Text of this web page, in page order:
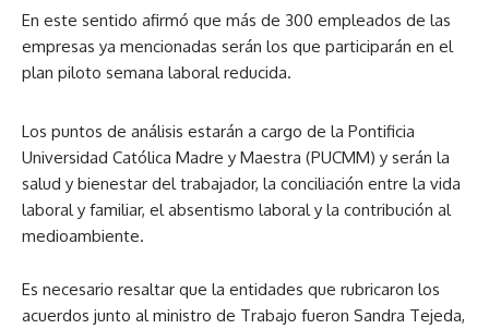
En este sentido afirmó que más de 300 empleados de las
empresas ya mencionadas serán los que participarán en el
plan piloto semana laboral reducida.
Los puntos de análisis estarán a cargo de la Pontificia
Universidad Católica Madre y Maestra (PUCMM) y serán la
salud y bienestar del trabajador, la conciliación entre la vida
laboral y familiar, el absentismo laboral y la contribución al
medioambiente.
Es necesario resaltar que la entidades que rubricaron los
acuerdos junto al ministro de Trabajo fueron Sandra Tejeda,